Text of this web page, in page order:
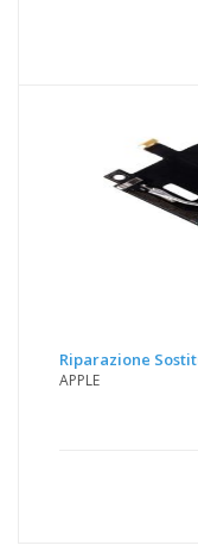
Riparazione
APPLE